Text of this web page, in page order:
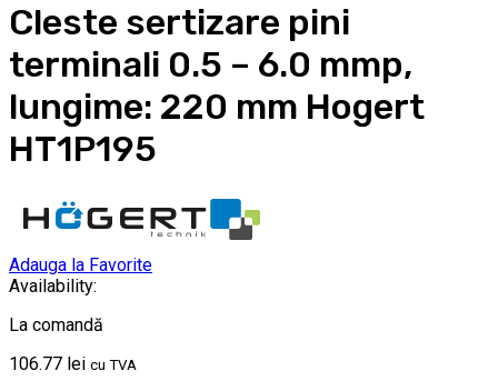
Cleste sertizare pini
terminali 0.5 – 6.0 mmp,
lungime: 220 mm Hogert
HT1P195
Adauga la Favorite
Availability:
La comandă
106.77 lei cu TVA